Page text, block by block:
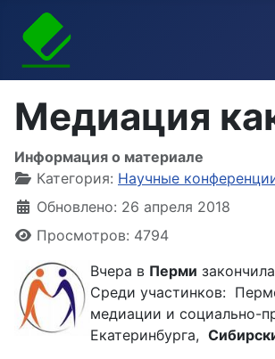
Медиация
Информация о материале
Категория: Научные
Обновлено: 26 апреля 2018
Просмотров: 4794
Вчера в Перми
Среди участинков:
медиации и социально-
Екатеринбурга,